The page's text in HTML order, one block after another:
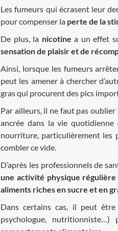
Les fumeurs qui écrasent leur
pour compenser la perte de la
De plus, la nicotine a un effet
sensation de plaisir et de
Ainsi, lorsque les fumeurs
peut les amener à chercher
gras qui procurent des pics
Par ailleurs, il ne faut pas oublier
ancrée dans la vie
nourriture, particulièrement les
combler ce vide.
D’après les professionnels de
une activité physique régulière
aliments riches en sucre et en
Dans certains cas, il peut être
psychologue,